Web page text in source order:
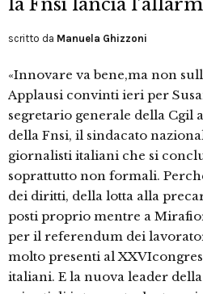
la Fnsi lancia
scritto da Manuela Ghizzoni
«Innovare va bene,ma non
Applausi convinti ieri per
segretario generale della Cgil
della Fnsi, il sindacato
giornalisti italiani che si
soprattutto non formali.
dei diritti, della lotta alla
posti proprio mentre a
per il referendum dei
molto presenti al
italiani. E la nuova leader